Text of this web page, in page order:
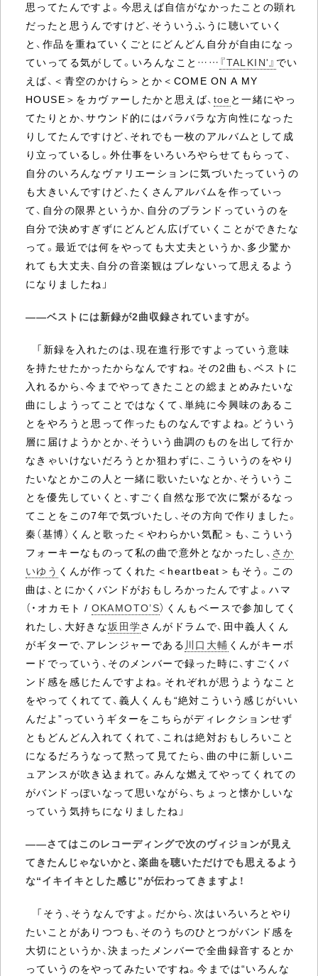
思ってたんですよ。今思えば自信がなかったことの顕れ
だったと思うんですけど、そういうふうに聴いていく
と、作品を重ねていくごとにどんどん自分が自由になっ
ていってる気がして。いろんなこと…… 『TALKIN'』 でい
えば、＜青空のかけら＞とか＜COME ON A MY
HOUSE＞をカヴァーしたかと思えば、 toe と一緒にやっ
てたりとか、サウンド的にはバラバラな方向性になった
りしてたんですけど、それでも一枚のアルバムとして成
り立っているし。外仕事をいろいろやらせてもらって、
自分のいろんなヴァリエーションに気づいたっていうの
も大きいんですけど、たくさんアルバムを作っていっ
て、自分の限界というか、自分のブランドっていうのを
自分で決めすぎずにどんどん広げていくことができたな
って。最近では何をやっても大丈夫というか、多少驚か
れても大丈夫、自分の音楽観はブレないって思えるよう
になりましたね」
――ベストには新録が2曲収録されていますが。
「新録を入れたのは、現在進行形ですよっていう意味
を持たせたかったからなんですね。その2曲も、ベストに
入れるから、今までやってきたことの総まとめみたいな
曲にしようってことではなくて、単純に今興味のあるこ
とをやろうと思って作ったものなんですよね。どういう
層に届けようかとか、そういう曲調のものを出して行か
なきゃいけないだろうとか狙わずに、こういうのをやり
たいなとかこの人と一緒に歌いたいなとか、そういうこ
とを優先していくと、すごく自然な形で次に繋がるなっ
てことをこの7年で気づいたし、その方向で作りました。
秦（基博）くんと歌った＜やわらかい気配＞も、こういう
フォーキーなものって私の曲で意外となかったし、 さか
いゆう くんが作ってくれた＜heartbeat＞もそう。この
曲は、とにかくバンドがおもしろかったんですよ。ハマ
（・オカモト / OKAMOTO’S）くんもベースで参加してく
れたし、大好きな坂田学さんがドラムで、田中義人くん
がギターで、アレンジャーである 川口大輔 くんがキーボ
ードでっていう、そのメンバーで録った時に、すごくバ
ンド感を感じたんですよね。それぞれが思うようなこと
をやってくれてて、義人くんも“絶対こういう感じがいい
んだよ”っていうギターをこちらがディレクションせず
ともどんどん入れてくれて、これは絶対おもしろいこと
になるだろうなって黙って見てたら、曲の中に新しいニ
ュアンスが吹き込まれて。みんな燃えてやってくれての
がバンドっぽいなって思いながら、ちょっと懐かしいな
っていう気持ちになりましたね」
――さてはこのレコーディングで次のヴィジョンが見え
てきたんじゃないかと、楽曲を聴いただけでも思えるよう
な“イキイキとした感じ”が伝わってきますよ！
「そう、そうなんですよ。だから、次はいろいろとやり
たいことがありつつも、そのうちのひとつがバンド感を
大切にというか、決まったメンバーで全曲録音するとか
っていうのをやってみたいですね。今までは“いろんな